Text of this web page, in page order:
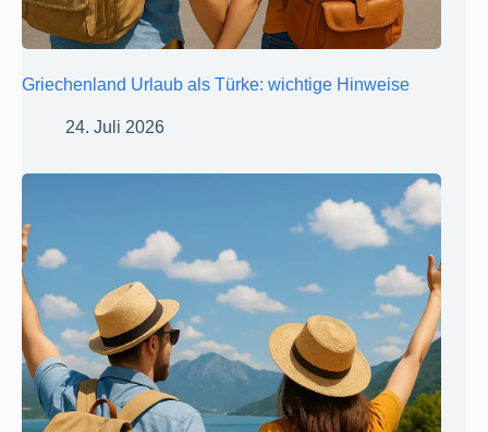
Griechenland Urlaub als Türke: wichtige Hinweise
24. Juli 2026